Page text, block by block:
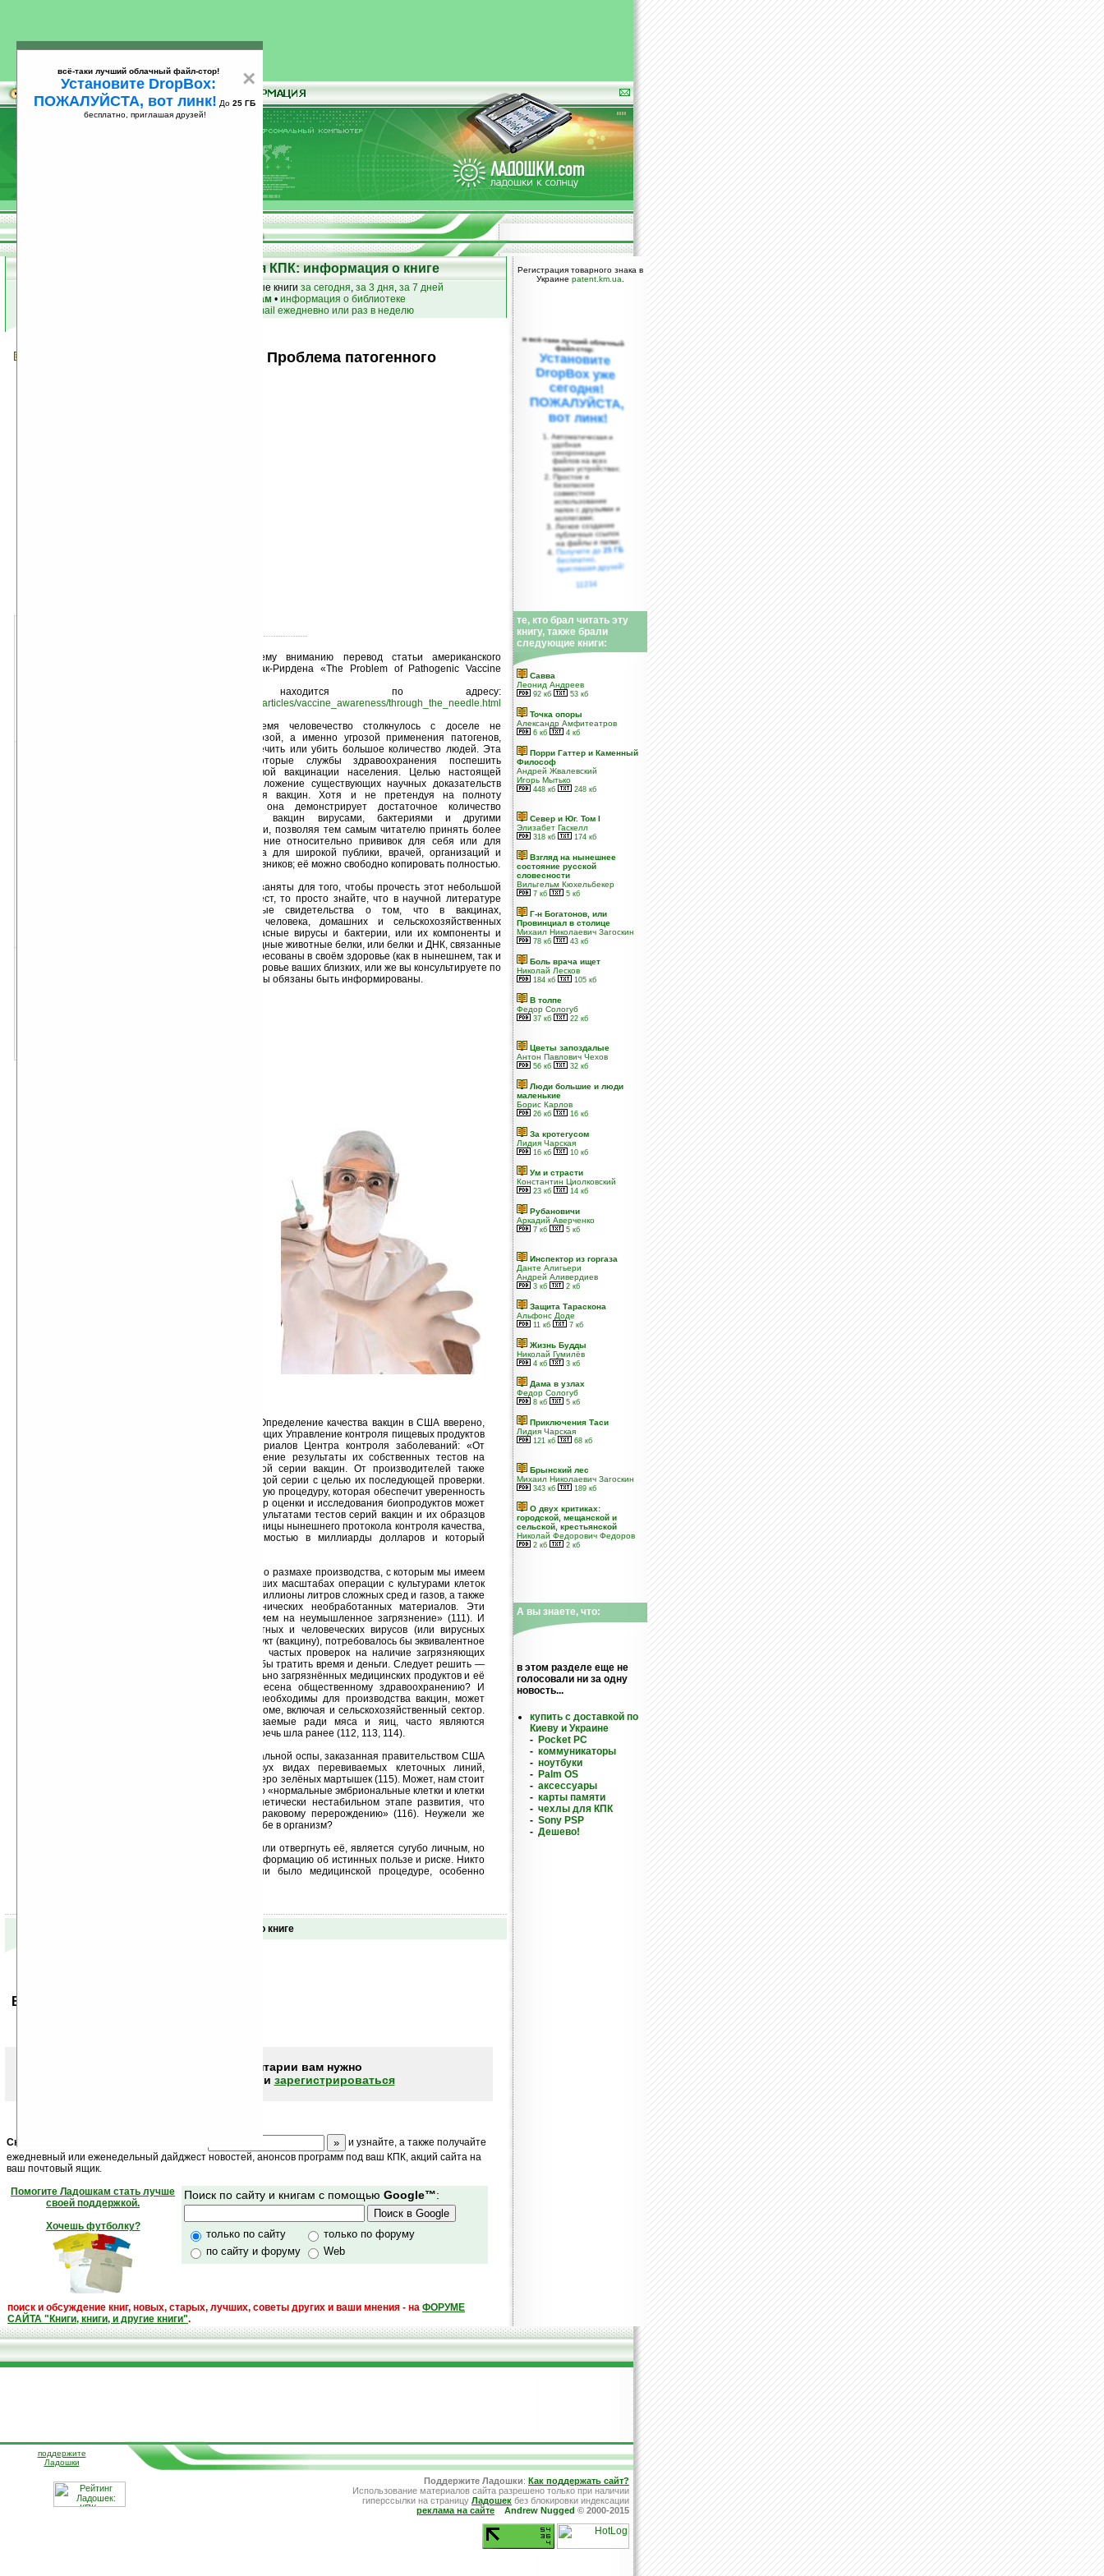
25
Электронная библиотека для КПК: информация о книге
• новые книги за сегодня, за 3 дня, за 7 дней
книги по авторам • информация о библиотеке
на email ежедневно или раз в неделю
Что попадает в нас через иглу? Проблема патогенного
Предлагаем Вашему вниманию перевод статьи американского
учёного Бенджамина Мак-Рирдена «The Problem of Pathogenic Vaccine
Оригинал находится по адресу:
http://www.tetrahedron.org/articles/vaccine_awareness/through_the_needle.html
В последнее время человечество столкнулось с доселе не
встречавшейся ему угрозой, а именно угрозой применения патогенов,
предназначенных искалечить или убить большое количество людей. Эта
угроза вынудила некоторые службы здравоохранения поспешить
подготовиться к массовой вакцинации населения. Целью настоящей
публикации является изложение существующих научных доказательств
патогенного загрязнения вакцин. Хотя и не претендуя на полноту
освещения проблемы, она демонстрирует достаточное количество
примеров загрязнения вакцин вирусами, бактериями и другими
инфекционными агентами, позволяя тем самым читателю принять более
информированное решение относительно прививок для себя или для
других. Статья написана для широкой публики, врачей, организаций и
правительственных чиновников; её можно свободно копировать полностью.
Если вы слишком заняты для того, чтобы прочесть этот небольшой
материал за один присест, то просто знайте, что в научной литературе
имеются многочисленные свидетельства о том, что в вакцинах,
предназначенных для человека, домашних и сельскохозяйственных
животных находятся опасные вирусы и бактерии, или их компоненты и
токсины, а также чужеродные животные белки, или белки и ДНК, связанные
с раком. Если вы заинтересованы в своём здоровье (как в нынешнем, так и
в будущем), а также в здоровье ваших близких, или же вы консультируете по
медицинским вопросам, вы обязаны быть информированы.
хорошее здоровье, имейте в виду следующее. Определение качества вакцин в США вверено,
главным образом, производителям, информирующих Управление контроля пищевых продуктов
и лекарств. Вот подходящая цитата из материалов Центра контроля заболеваний: «От
производителей требуется подавать в Управление результаты их собственных тестов на
эффективность, безопасность и чистоту каждой серии вакцин. От производителей также
требуется подавать в Управление образцы каждой серии с целью их последующей проверки.
Тем не менее, если гарант опишет альтернативную процедуру, которая обеспечит уверенность
в безопасности, чистоте и эффективности, Центр оценки и исследования биопродуктов может
счесть, что в рутинной подаче протоколов с результатами тестов серий вакцин и их образцов
нет необходимости» (110). Да, таковы они — границы нынешнего протокола контроля качества,
который призван наблюдать за рынком стоимостью в миллиарды долларов и который
Полезным будет получить представление о размахе производства, с которым мы имеем
дело. Нам сообщают, что «проводимые в больших масштабах операции с культурами клеток
для биотехнологических продуктов используют миллионы литров сложных сред и газов, а также
огромные количества органических и неорганических необработанных материалов. Эти
материалы всегда должны быть под подозрением на неумышленное загрязнение» (111). И
поскольку имеется огромное количество животных и человеческих вирусов (или вирусных
частиц), которые могут попасть в конечный продукт (вакцину), потребовалось бы эквивалентное
количество молекулярных тест-систем, а также частых проверок на наличие загрязняющих
агентов. Разумеется, производителю пришлось бы тратить время и деньги. Следует решить —
стоят ли усилия по очистке этих предположительно загрязнённых медицинских продуктов и её
стоимость той пользы, что может быть принесена общественному здравоохранению? И
поскольку определённые животные продукты необходимы для производства вакцин, может
быть, потребуется произвести уборку во всём доме, включая и сельскохозяйственный сектор.
Не секрет, например, что цыплята, выращиваемые ради мяса и яиц, часто являются
носителями вируса птичьего лейкоза, о котором речь шла ранее (112, 113, 114).
Просто на заметку: вакцина против натуральной оспы, заказанная правительством США
у компании «Авентис», производится на двух видах перевиваемых клеточных линий,
человеческой эмбриональной MRC-5 и клетках Веро зелёных мартышек (115). Может, нам стоит
прислушаться к мнению одного учёного о том, что «нормальные эмбриональные клетки и клетки
крайней плоти находится, по-видимому, на генетически нестабильном этапе развития, что
делает их намного более чувствительными к раковому перерождению» (116). Неужели же
остатки этих клеток — то, что мы хотим ввести себе в организм?
Решение о том, согласиться на прививку или отвергнуть её, является сугубо личным, но
что бы вы ни решили, постарайтесь получить информацию об истинных пользе и риске. Никто
не может быть принужден к какой бы то ни было медицинской процедуре, особенно
Отзывы о книге
Ваше мнение будет первым.
Чтобы писать комментарии вам нужно
или зарегистрироваться
Скоро
и узнайте, а также получайте
ежедневный или еженедельный дайджест новостей, анонсов программ под ваш КПК, акций сайта на
ваш почтовый ящик.
Помогите Ладошкам стать лучше
своей поддержкой.
Хочешь футболку?
Поиск по сайту и книгам с помощью Google™:
только по сайту
только по форуму
по сайту и форуму
Web
поиск и обсуждение книг, новых, старых, лучших, советы других и ваши мнения - на ФОРУМЕ
САЙТА "Книги, книги, и другие книги".
Регистрация товарного знака в
Украине patent.km.ua
×
всё-таки лучший облачный файл-стор!
Установите DropBox:
ПОЖАЛУЙСТА, вот линк! До 25 ГБ
бесплатно, приглашая друзей!
и всё-таки лучший облачный
файл-стор:
Установите
DropBox уже
сегодня!
ПОЖАЛУЙСТА,
вот линк!
Автоматическая и
удобная
синхронизация
файлов на всех
ваших устройствах;
Простое и
безопасное
совместное
использование
папок с друзьями и
коллегами;
Легкое создание
публичных ссылок
на файлы и папки;
Получите до25 ГБ
бесплатно,
приглашая друзей!
11234
те, кто брал читать эту
книгу, также брали
следующие книги:
Савва
Леонид Андреев
92 кб 53 кб
Точка опоры
Александр Амфитеатров
6 кб 4 кб
Порри Гаттер и Каменный
Философ
Андрей Жвалевский
Игорь Мытько
448 кб 248 кб
Север и Юг. Том I
Элизабет Гаскелл
318 кб 174 кб
Взгляд на нынешнее
состояние русской
словесности
Вильгельм Кюхельбекер
7 кб 5 кб
Г-н Богатонов, или
Провинциал в столице
Михаил Николаевич Загоскин
78 кб 43 кб
Боль врача ищет
Николай Лесков
184 кб 105 кб
В толпе
Федор Сологуб
37 кб 22 кб
Цветы запоздалые
Антон Павлович Чехов
56 кб 32 кб
Люди большие и люди
маленькие
Борис Карлов
26 кб 16 кб
За кротегусом
Лидия Чарская
16 кб 10 кб
Ум и страсти
Константин Циолковский
23 кб 14 кб
Рубановичи
Аркадий Аверченко
7 кб 5 кб
Инспектор из горгаза
Данте Алигьери
Андрей Аливердиев
3 кб 2 кб
Защита Тараскона
Альфонс Доде
11 кб 7 кб
Жизнь Будды
Николай Гумилёв
4 кб 3 кб
Дама в узлах
Федор Сологуб
8 кб 5 кб
Приключения Таси
Лидия Чарская
121 кб 68 кб
Брынский лес
Михаил Николаевич Загоскин
343 кб 189 кб
О двух критиках:
городской, мещанской и
сельской, крестьянской
Николай Федорович Федоров
2 кб 2 кб
А вы знаете, что:
в этом разделе еще не
голосовали ни за одну
новость...
купить с доставкой по
Киеву и Украине
- Pocket PC
- коммуникаторы
- ноутбуки
- Palm OS
- аксессуары
- карты памяти
- чехлы для КПК
- Sony PSP
- Дешево!
поддержите
Ладошки
Поддержите Ладошки: Как поддержать сайт?
Использование материалов сайта разрешено только при наличии
гиперссылки на страницу Ладошек без блокировки индексации
реклама на сайте
Andrew Nugged © 2000-2015